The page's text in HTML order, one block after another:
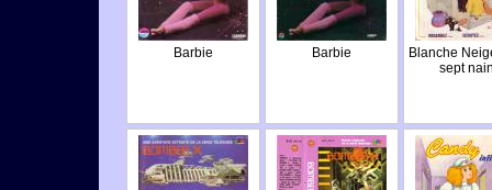
Barbie Barbie
Blanche
sept